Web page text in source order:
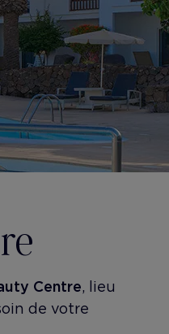
Centre, lieu
de votre